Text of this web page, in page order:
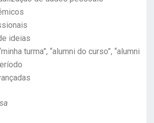
ideias
turma”, “alumni do curso”, “alumni